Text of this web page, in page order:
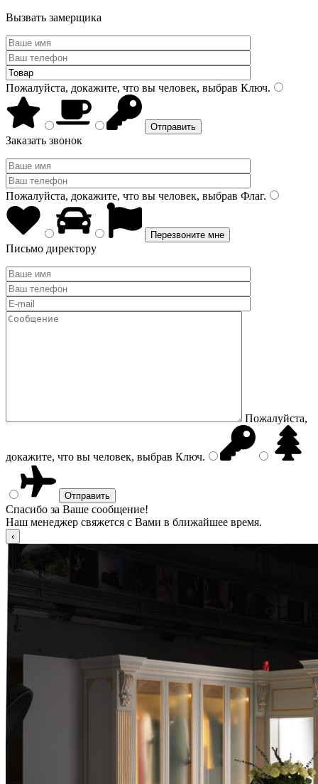
Вызвать замерщика
Пожалуйста, докажите, что вы человек, выбрав Ключ.
Заказать звонок
Пожалуйста, докажите, что вы человек, выбрав Флаг.
Письмо директору
Пожалуйста,
докажите, что вы человек, выбрав Ключ.
Спасибо за Ваше сообщение!
Наш менеджер свяжется с Вами в ближайшее время.